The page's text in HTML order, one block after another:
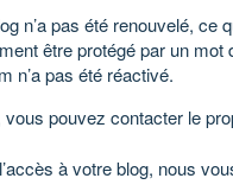
n’a pas été renouvelé, ce
être protégé par un mot
n’a pas été réactivé.
pouvez contacter le
à votre blog, nous